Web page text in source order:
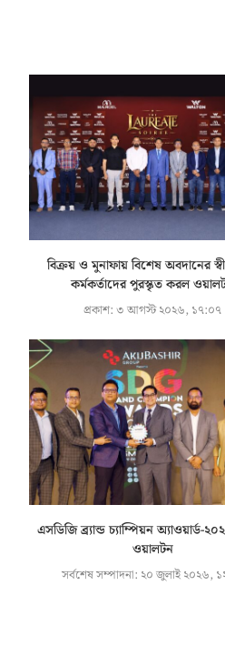
বিক্রয় ও মুনাফায় বিশেষ অবদানের
কর্মকর্তাদের পুরস্কৃত করল
প্রকাশ:৩ আগস্ট ২০২৬, ১৭:০৭
এসডিজি ব্র্যান্ড চ্যাম্পিয়ন অ্যাওয়ার্ড-
ওয়ালটন
সর্বশেষ সম্পাদনা: ২০ জুলাই ২০২৬,